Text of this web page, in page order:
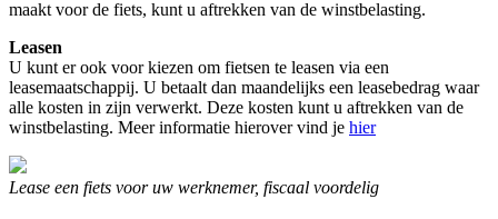
maakt voor de fiets, kunt u aftrekken van de winstbelasting.
Leasen
U kunt er ook voor kiezen om fietsen te leasen via een
leasemaatschappij. U betaalt dan maandelijks een leasebedrag waar
alle kosten in zijn verwerkt. Deze kosten kunt u aftrekken van de
winstbelasting. Meer informatie hierover vind je hier
Lease een fiets voor uw werknemer, fiscaal voordelig